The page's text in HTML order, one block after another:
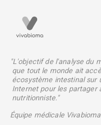
"L'objectif de l'analyse du
que tout le monde ait
écosystème intestinal sur
Internet pour les partager
nutritionniste."
Équipe médicale Vivabioma